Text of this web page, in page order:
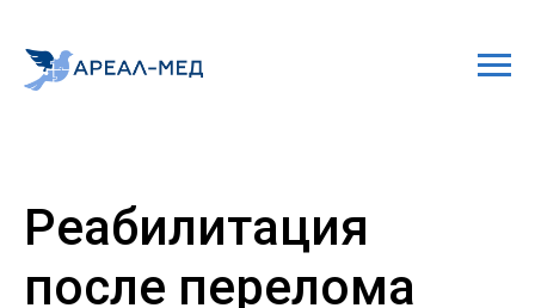
Реабилитация
после перелома